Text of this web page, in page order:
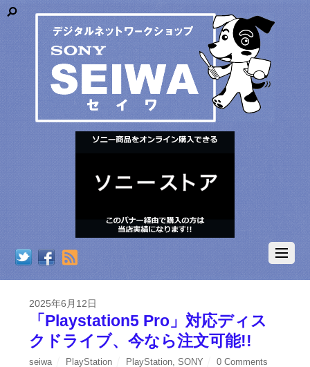
2025年6月12日
「Playstation5 Pro」対応ディス
クドライブ、今なら注文可能!!
seiwa PlayStation PlayStation, SONY 0 Comments